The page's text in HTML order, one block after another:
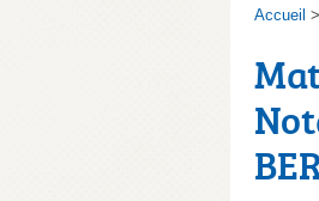
Accueil >